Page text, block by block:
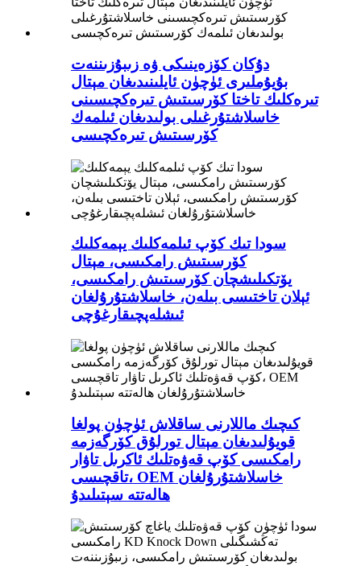
دۇكان كۆزەينىكى ۋە زىبۇزىننەت
بۇيۇملىرى ئۈچۈن ئايلىنىدىغان مېتال
تىرەكلىك تاختا كۆرسىتىش تىرەكچىسىنى
خاسلاشتۇرغىلى بولىدىغان ئىلمەك
كۆرسىتىش تىرەكچىسى
سودا تىك كۆپ ئىلمەكلىك يېمەكلىك
كۆرسىتىش رامكىسى، مېتال
يۆتكىلىشچان كۆرسىتىش رامكىسى،
ئېلان تاختىسى بىلەن، خاسلاشتۇرۇلغان
ئىشلەپچىقارغۇچى
كىچىك ماللارنى ساقلاش ئۈچۈن پولغا
قويۇلىدىغان مېتال تورلۇق كۆرگەزمە
رامكىسى كۆپ قەۋەتلىك ئاكرىل تاۋار
تاقچىسى، OEM خاسلاشتۇرۇلغان
ھالەتتە سېتىلىدۇ